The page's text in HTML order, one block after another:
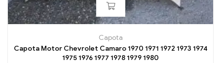
Capota
Capota Motor Chevrolet Camaro 1970 1971 1972 1973 1974
1975 1976 1977 1978 1979 1980